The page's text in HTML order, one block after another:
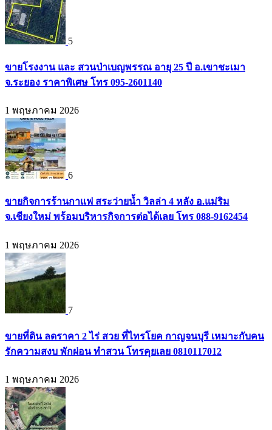
5
ขายโรงงาน และ สวนป่าเบญพรรณ อายุ 25 ปี อ.เขาชะเมา
จ.ระยอง ราคาพิเศษ โทร 095-2601140
1 พฤษภาคม 2026
6
ขายกิจการร้านกาแฟ สระว่ายน้ำ วิลล่า 4 หลัง อ.แม่ริม
จ.เชียงใหม่ พร้อมบริหารกิจการต่อได้เลย โทร 088-9162454
1 พฤษภาคม 2026
7
ขายที่ดิน ลดราคา 2 ไร่ สวย ที่ไทรโยค กาญจนบุรี เหมาะกับคน
รักความสงบ พักผ่อน ทำสวน โทรคุยเลย 0810117012
1 พฤษภาคม 2026